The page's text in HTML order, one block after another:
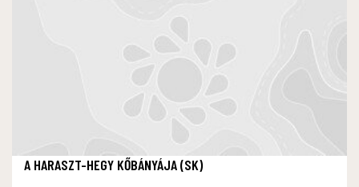
A HARASZT-HEGY KŐBÁNYÁJA (SK)